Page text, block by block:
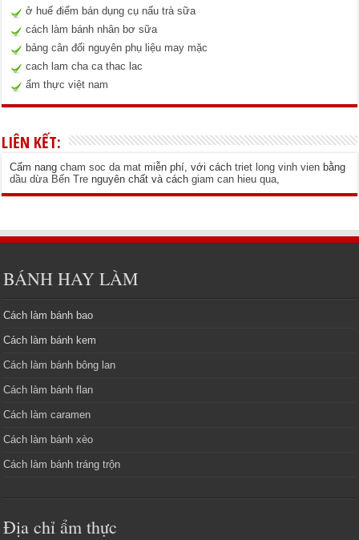
ở huế điểm bán dụng cụ nấu trà sữa
cách làm bánh nhân bơ sữa
bảng cân đối nguyên phụ liệu may mặc
cach lam cha ca thac lac
ẩm thực việt nam
LIÊN KẾT:
Cẩm nangcham soc da mat miễn phí, với cáchtriet long vinh vien bằng
dầu dừa Bến Tre nguyên chất và cáchgiam can hieu qua,
BÁNH HAY LÀM
Cách làm bánh bao
Cách làm bánh kem
Cách làm bánh bông lan
Cách làm bánh flan
Cách làm caramen
Cách làm bánh xèo
Cách làm bánh tráng trộn
Địa chỉ ẩm thực